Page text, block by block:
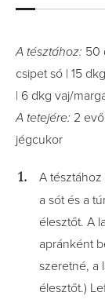
A tésztához: 50
csipet só | 15
| 6 dkg vaj/
A tetejére: 2
jégcukor
A tésztához
a sót és a
élesztőt. A
apránként
szeretné, a
élesztőt.)